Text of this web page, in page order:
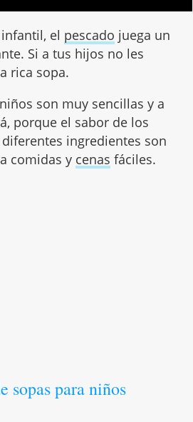
el pescado juega un
Si a tus hijos no les
rica sopa.
son muy sencillas y a
porque el sabor de los
ingredientes son
comidas y cenas fáciles.
sopas para niños